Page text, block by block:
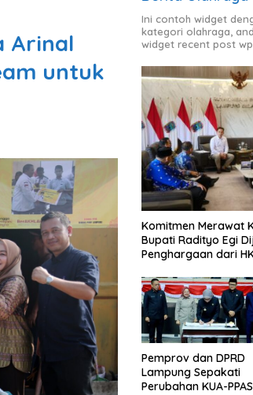
Arinal
untuk
Ini contoh widget
kategori olahraga,
widget recent post
Komitmen Merawat
Bupati Radityo Egi
Penghargaan dari
Pemprov dan DPRD
Lampung Sepakati
Perubahan KUA-PPAS